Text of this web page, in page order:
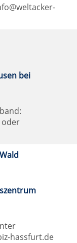
bei
oder
hassfurt.de